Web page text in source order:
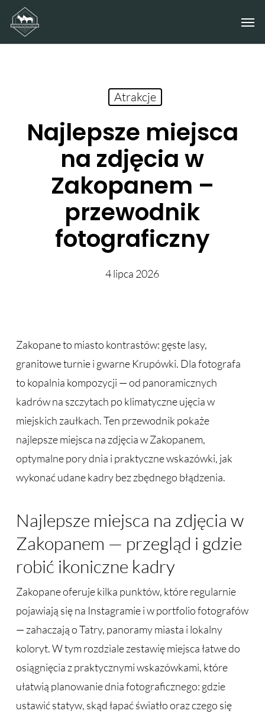
Skip
main
Atrakcje
Najlepsze miejsca
na zdjęcia w
Zakopanem –
przewodnik
fotograficzny
4 lipca 2026
Zakopane to miasto kontrastów: gęste lasy,
granitowe turnie i gwarne Krupówki. Dla fotografa
to kopalnia kompozycji — od panoramicznych
kadrów na szczytach po klimatyczne ujęcia w
miejskich zaułkach. Ten przewodnik pokaże
najlepsze miejsca na zdjęcia w Zakopanem,
optymalne pory dnia i praktyczne wskazówki, jak
wykonać udane kadry bez zbędnego błądzenia.
Najlepsze miejsca na zdjęcia w
Zakopanem — przegląd i gdzie
robić ikoniczne kadry
Zakopane oferuje kilka punktów, które regularnie
pojawiają się na Instagramie i w portfolio fotografów
— zahaczają o Tatry, panoramy miasta i lokalny
koloryt. W tym rozdziale zestawię miejsca łatwe do
osiągnięcia z praktycznymi wskazówkami, które
ułatwią planowanie dnia fotograficznego: gdzie
ustawić statyw, skąd łapać światło oraz czego się